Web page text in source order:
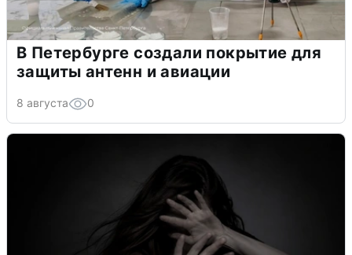
В Петербурге создали покрытие для
защиты антенн и авиации
8 августа 0